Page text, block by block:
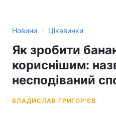
Новини › Цікавинки
Як зробити
кориснішим:
несподіваний
ВЛАДИСЛАВ ГРИГОР'ЄВ